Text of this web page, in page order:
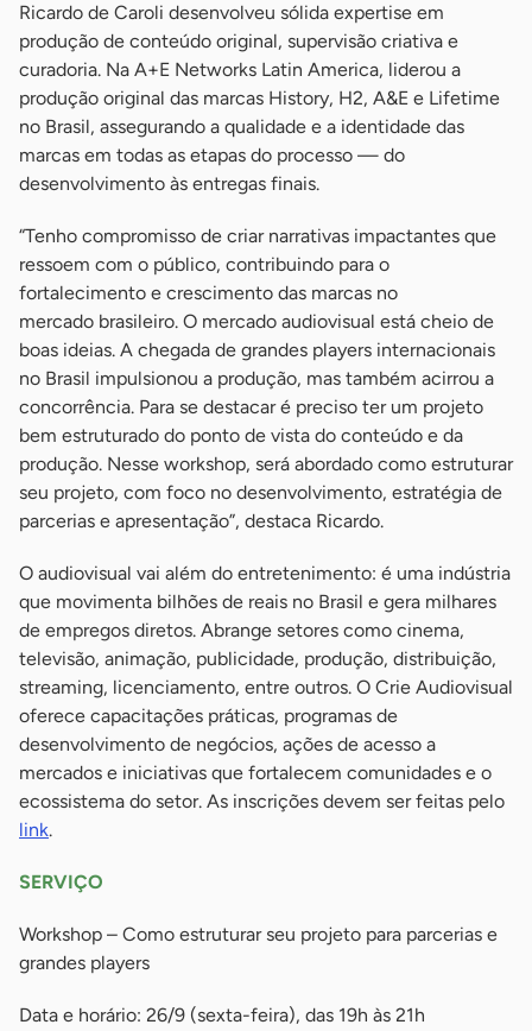
Ricardo de Caroli desenvolveu sólida expertise em
produção de conteúdo original, supervisão criativa e
curadoria. Na A+E Networks Latin America, liderou a
produção original das marcas History, H2, A&E e Lifetime
no Brasil, assegurando a qualidade e a identidade das
marcas em todas as etapas do processo — do
desenvolvimento às entregas finais.
“Tenho compromisso de criar narrativas impactantes que
ressoem com o público, contribuindo para o
fortalecimento e crescimento das marcas no
mercado brasileiro. O mercado audiovisual está cheio de
boas ideias. A chegada de grandes players internacionais
no Brasil impulsionou a produção, mas também acirrou a
concorrência. Para se destacar é preciso ter um projeto
bem estruturado do ponto de vista do conteúdo e da
produção. Nesse workshop, será abordado como estruturar
seu projeto, com foco no desenvolvimento, estratégia de
parcerias e apresentação”, destaca Ricardo.
O audiovisual vai além do entretenimento: é uma indústria
que movimenta bilhões de reais no Brasil e gera milhares
de empregos diretos. Abrange setores como cinema,
televisão, animação, publicidade, produção, distribuição,
streaming, licenciamento, entre outros. O Crie Audiovisual
oferece capacitações práticas, programas de
desenvolvimento de negócios, ações de acesso a
mercados e iniciativas que fortalecem comunidades e o
ecossistema do setor. As inscrições devem ser feitas pelo
link.
SERVIÇO
Workshop – Como estruturar seu projeto para parcerias e
grandes players
Data e horário: 26/9 (sexta-feira), das 19h às 21h